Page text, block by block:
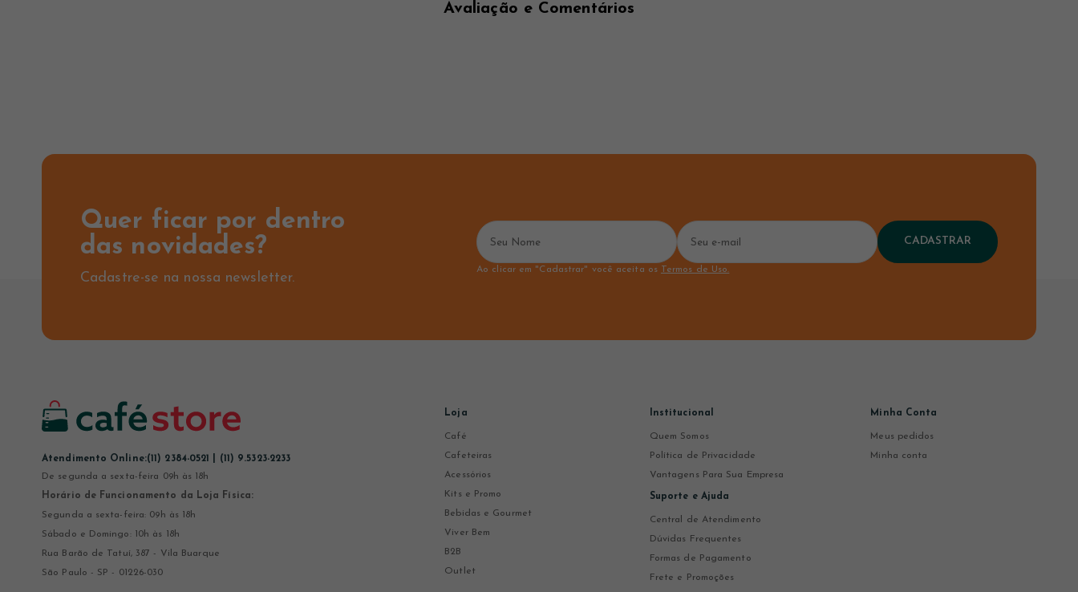
Avaliação e Comentários
Quer ficar por dentro
das novidades?
Cadastre-se na nossa newsletter.
CADASTRAR
Ao clicar em "Cadastrar" você aceita os Termos de Uso.
Atendimento Online:(11) 2384-0521 | (11) 9.5323-2233
De segunda a sexta-feira 09h às 18h
Horário de Funcionamento da Loja Física:
Segunda a sexta-feira: 09h às 18h
Sábado e Domingo: 10h às 18h
Rua Barão de Tatuí, 387 - Vila Buarque
São Paulo - SP - 01226-030
Loja
Café
Cafeteiras
Acessórios
Kits e Promo
Bebidas e Gourmet
Viver Bem
B2B
Outlet
Institucional
Quem Somos
Política de Privacidade
Vantagens Para Sua Empresa
Suporte e Ajuda
Central de Atendimento
Dúvidas Frequentes
Formas de Pagamento
Frete e Promoções
Minha Conta
Meus pedidos
Minha conta